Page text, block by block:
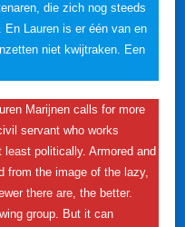
die zich nog steeds
Lauren is er één van en
niet kwijtraken. Een
Marijnen calls for more
servant who works
politically. Armored and
from the image of the lazy,
there are, the better.
group. But it can